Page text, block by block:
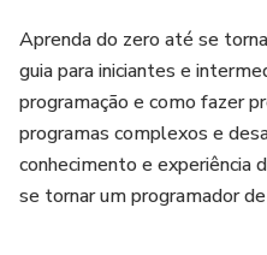
Aprenda do zero até se
guia para iniciantes e
programação e como fazer
programas complexos e
conhecimento e experiência
se tornar um programador